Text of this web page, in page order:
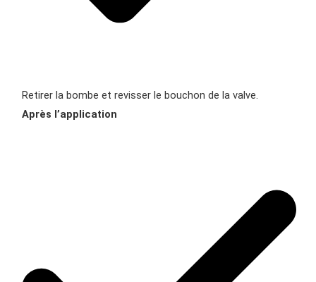
Retirer la bombe et revisser le bouchon de la valve.
Après l’application